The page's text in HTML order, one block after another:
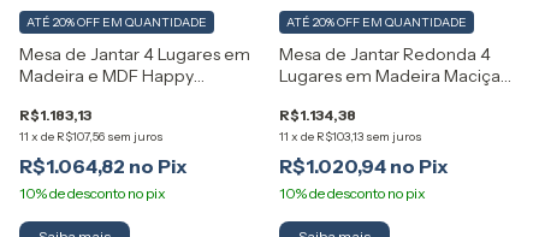
Mesa de Jantar 4 Lugares em
Madeira e MDF Happy
R$1.183,13
11 x de R$107,56 sem juros
ATÉ 20% OFF EM QUANTIDADE
R$1.064,82
Mesa de Jantar Redonda 4
Lugares em Madeira Maciça
R$1.134,38
11 x de R$103,13 sem juros
ATÉ 20% OFF EM QUANTIDADE
R$1.020,94